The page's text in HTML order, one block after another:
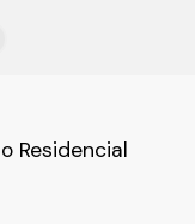
Residencial